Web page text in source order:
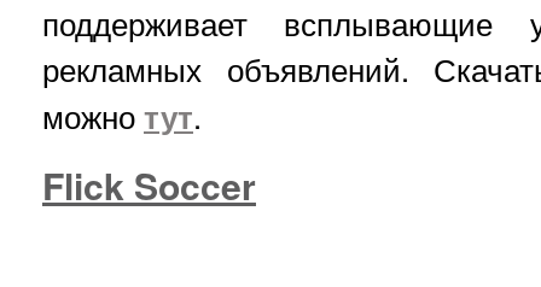
поддерживает
рекламных объявлений.
можнотут.
Flick Soccer